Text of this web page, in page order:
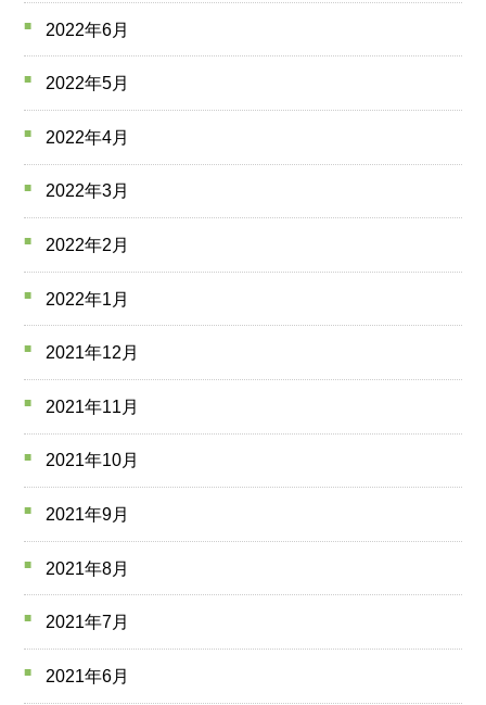
2022年6月
2022年5月
2022年4月
2022年3月
2022年2月
2022年1月
2021年12月
2021年11月
2021年10月
2021年9月
2021年8月
2021年7月
2021年6月